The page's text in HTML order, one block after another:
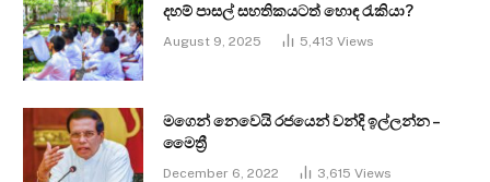
දහම් පාසල් සහතිකයටත් හොඳ රැකියා?
August 9, 2025 5,413 Views
මගෙන් නෙවෙයි රජයෙන් වන්දි ඉල්ලන්න –
මෛත්‍රී
December 6, 2022 3,615 Views